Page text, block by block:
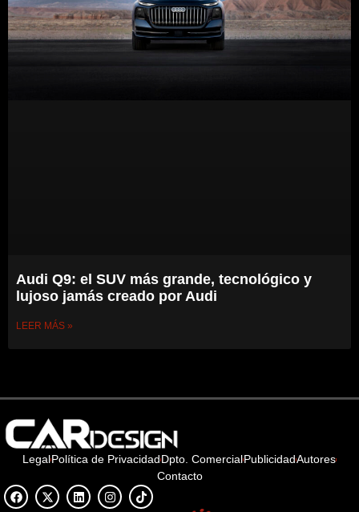
Audi Q9: el SUV más grande, tecnológico y
lujoso jamás creado por Audi
LEER MÁS »
LegalPolítica de PrivacidadDpto. ComercialPublicidadAutores
Contacto